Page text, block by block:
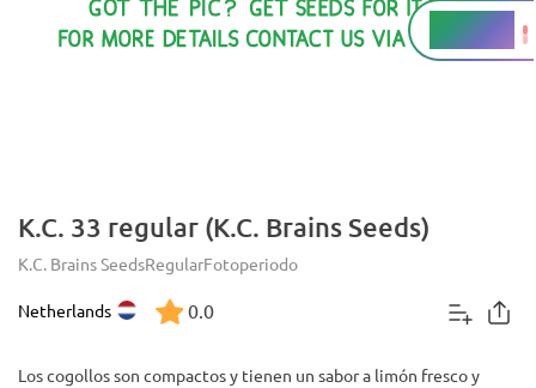
20 - 22%
THC
K.C. 33 regular (K.C. Brains Seeds)
K.C. Brains SeedsRegularFotoperiodo
Netherlands 0.0
Los cogollos son compactos y tienen un sabor a limón fresco y